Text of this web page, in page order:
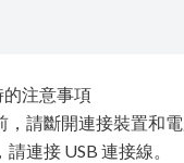
的注意事項
請斷開連接裝置和電
連接 USB 連接線。